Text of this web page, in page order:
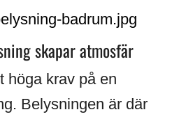
skapar atmosfär
höga krav på en
Belysningen är där